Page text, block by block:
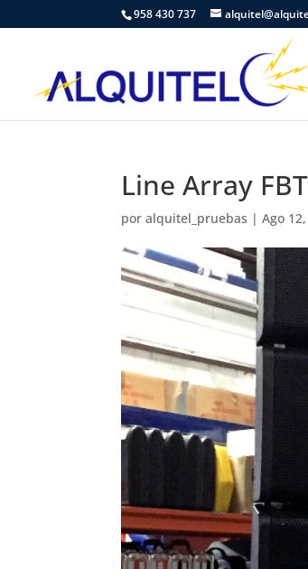
958 430 737
Line Array
poralquitel_pruebas |Ago